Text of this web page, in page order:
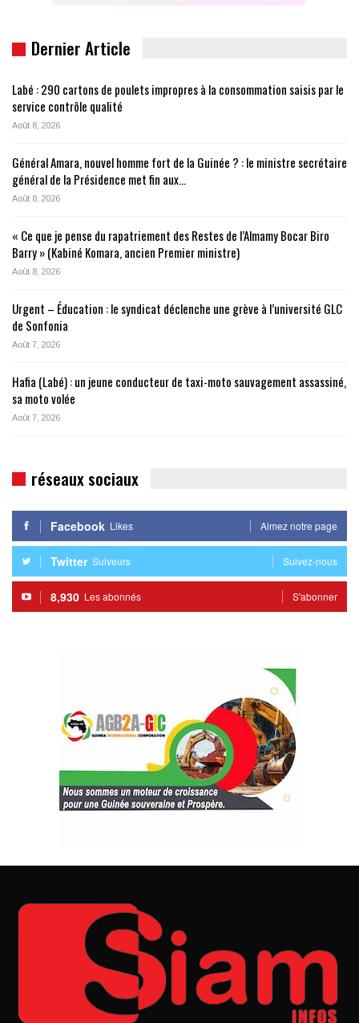
Dernier Article
Labé : 290 cartons de poulets impropres à la consommation saisis par le
service contrôle qualité
Août 8, 2026
Général Amara, nouvel homme fort de la Guinée ? : le ministre secrétaire
général de la Présidence met fin aux…
Août 8, 2026
« Ce que je pense du rapatriement des Restes de l’Almamy Bocar Biro
Barry » (Kabiné Komara, ancien Premier ministre)
Août 8, 2026
Urgent – Éducation : le syndicat déclenche une grève à l’université GLC
de Sonfonia
Août 7, 2026
Hafia (Labé) : un jeune conducteur de taxi-moto sauvagement assassiné,
sa moto volée
Août 7, 2026
réseaux sociaux
Facebook Likes Aimez notre page
Twitter Suiveurs Suivez-nous
8,930 Les abonnés S'abonner